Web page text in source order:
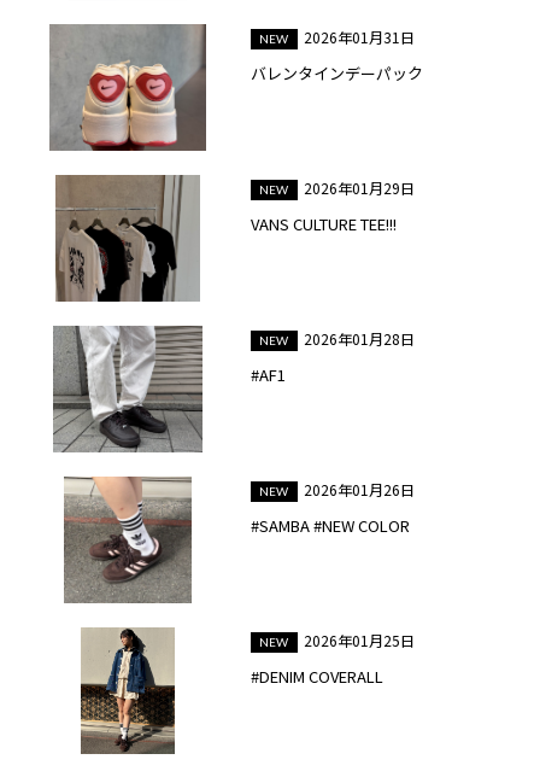
2026年01月31日
バレンタインデーパック
2026年01月29日
VANS CULTURE TEE!!!
2026年01月28日
#AF1
2026年01月26日
#SAMBA #NEW COLOR
2026年01月25日
#DENIM COVERALL